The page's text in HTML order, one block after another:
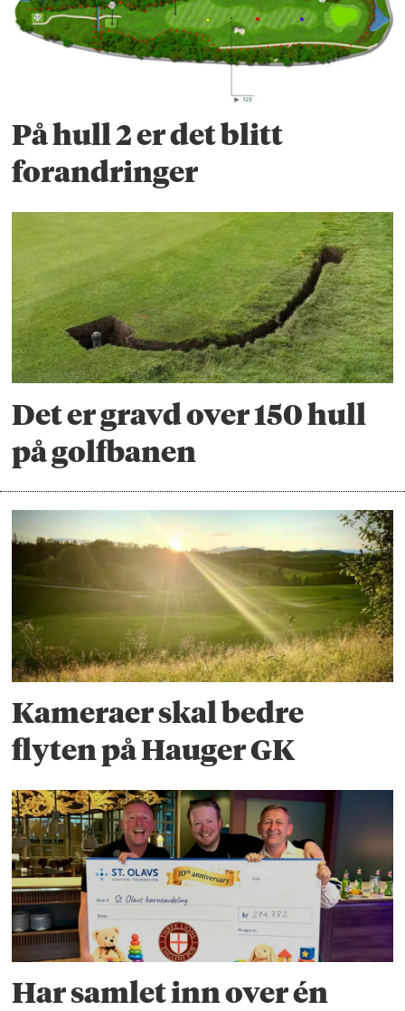
På hull 2 er det blitt
forandringer
Det er gravd over 150 hull
på golfbanen
Kameraer skal bedre
flyten på Hauger GK
Har samlet inn over én